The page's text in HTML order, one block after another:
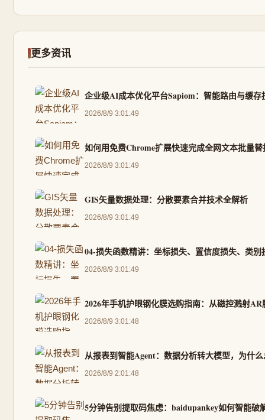
更多资讯
企业级AI成本优化平台Sapiom：智能路由与缓
2026/8/9 3:01:49
如何用免费Chrome扩展快速完成全网文本批量
2026/8/9 3:01:49
GIS矢量数据处理：分散要素合并技术全解析
2026/8/9 3:01:49
04-损失函数精讲：坐标损失、置信度损失、类别
2026/8/9 3:01:49
2026年手机护眼钢化膜选购指南：从磁控溅射
2026/8/9 3:01:48
从报表到智能Agent：数据分析转大模型，为什
2026/8/9 2:01:48
5分钟告别提取码焦虑：baidupankey如何智能破